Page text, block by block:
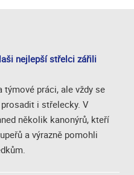
nejlepší střelci zářili
týmové práci, ale vždy se
i střelecky. V
několik kanonýrů, kteří
a výrazně pomohli